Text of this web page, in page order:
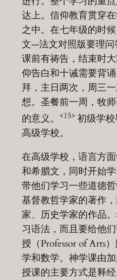
达上。信仰教育贯穿
之中。在七年级的时
文—法文对照版要理
课前有祷告，结束时
仰告白和十诫需要背
拜，主日两次，周三
想。圣餐前一周，牧
的意义。
<15> 初级学
高级学校。
在高级学校，语言方
和希腊文，同时开始
带他们学习一些道德
基督教哲学家的著作
家、历史学家的作品
习语法，而且要给他
授（Professor of Arts
学和数学。神学课由
授课的主要方式是释